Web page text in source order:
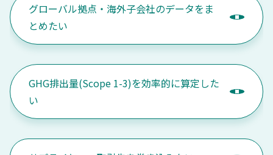
グローバル拠点・海外子会社のデータをま
とめたい
GHG排出量(Scope 1-3)を効率的に算定した
い